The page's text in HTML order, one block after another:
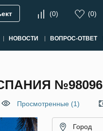
(0) (0)
НОВОСТИ ВОПРОС-ОТВЕТ
№98096
Просмотренные (1)
Город